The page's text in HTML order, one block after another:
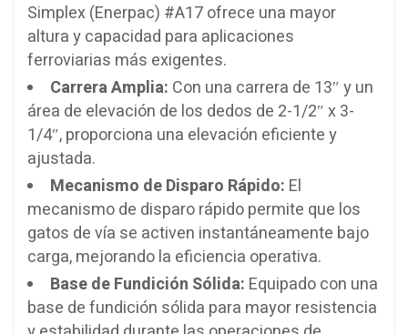
Simplex (Enerpac) #A17 ofrece una mayor
altura y capacidad para aplicaciones
ferroviarias más exigentes.
Carrera Amplia: Con una carrera de 13″ y un
área de elevación de los dedos de 2-1/2″ x 3-
1/4″, proporciona una elevación eficiente y
ajustada.
Mecanismo de Disparo Rápido: El
mecanismo de disparo rápido permite que los
gatos de vía se activen instantáneamente bajo
carga, mejorando la eficiencia operativa.
Base de Fundición Sólida: Equipado con una
base de fundición sólida para mayor resistencia